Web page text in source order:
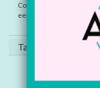
Combi-instrument met
een lepeltje.
Tags (0)